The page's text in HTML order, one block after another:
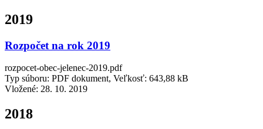
2019
Rozpočet na rok 2019
rozpocet-obec-jelenec-2019.pdf
Typ súboru: PDF dokument, Veľkosť: 643,88 kB
Vložené: 28. 10. 2019
2018